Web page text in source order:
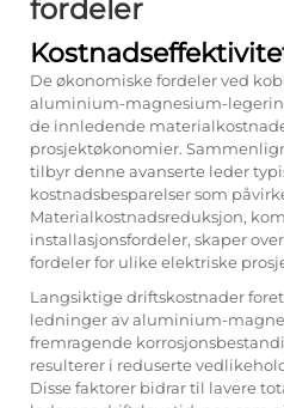
fordeler
De økonomiske fordeler ved
aluminium-magnesium-
de innledende
prosjektøkonomier.
tilbyr denne avanserte leder
kostnadsbesparelser som
Materialkostnadsreduksjon,
installasjonsfordeler, skaper
fordeler for ulike elektriske
Langsiktige driftskostnader
ledninger av aluminium-
fremragende
resulterer i reduserte
Disse faktorer bidrar til lavere